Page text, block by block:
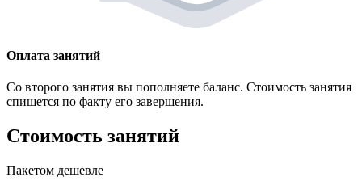
Оплата занятий
Со второго занятия вы пополняете баланс. Стоимость занятия
спишется по факту его завершения.
Стоимость занятий
Пакетом дешевле